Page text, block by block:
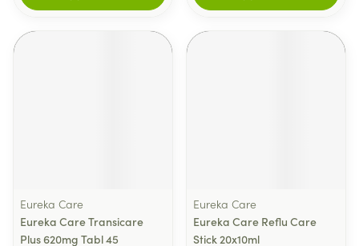
Eureka Care
Eureka Care Transicare
Plus 620mg Tabl 45
Eureka Care
Eureka Care Reflu Care
Stick 20x10ml